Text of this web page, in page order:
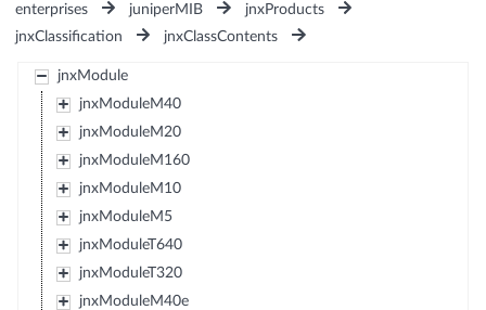
enterprises
juniperMIB
jnxProducts
jnxClassification
jnxClassContents
jnxModule
jnxModuleM40
jnxModuleM20
jnxModuleM160
jnxModuleM10
jnxModuleM5
jnxModuleT640
jnxModuleT320
jnxModuleM40e